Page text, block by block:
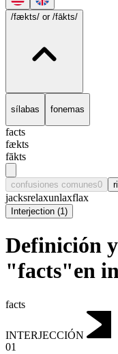
/fækts/ or /fākts/
sílabas fonemas
facts
fækts
fākts
confusiones comunes0
jacksrelaxunlaxflax
Interjection (1)
Definición
"facts"en
facts
INTERJECCIÓN
01